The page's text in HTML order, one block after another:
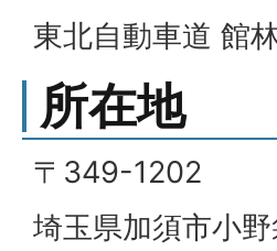
東北自動車道 館
所在地
〒349-1202
埼玉県加須市小